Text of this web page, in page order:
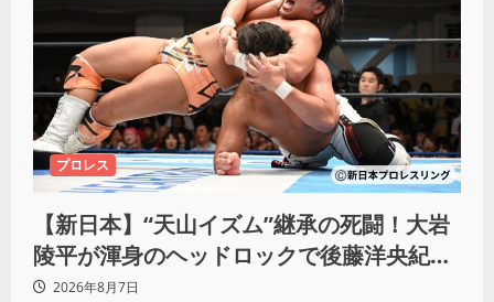
プロレス
【新日本】“天山イズム”継承の死闘！大岩
陵平が渾身のヘッドロックで後藤洋央紀か
らタップ奪取 執念の「リベンジ＆4勝目」
2026年8月7日